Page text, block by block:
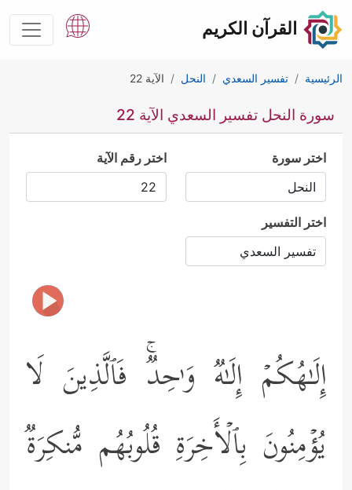
القرآن الكريم
الرئيسية تفسير السعدي النحل الآية 22
سورة النحل تفسير السعدي الآية 22
اختر سورة اختر رقم الآية
اختر التفسير
إِلَـٰهُكُمۡ إِلَـٰهࣱ وَ ٰ⁠حِدࣱۚ فَٱلَّذِینَ لَا
یُؤۡمِنُونَ بِٱلۡأَخِرَةِ قُلُوبُهُم مُّنكِرَةࣱ